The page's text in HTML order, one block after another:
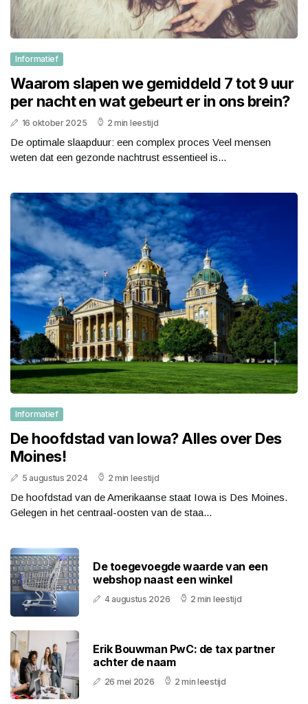
Informatief
Waarom slapen we gemiddeld 7 tot 9 uur
per nacht en wat gebeurt er in ons brein?
16 oktober 2025 2 min leestijd
De optimale slaapduur: een complex proces Veel mensen
weten dat een gezonde nachtrust essentieel is...
Informatief
De hoofdstad van Iowa? Alles over Des
Moines!
5 augustus 2024 2 min leestijd
De hoofdstad van de Amerikaanse staat Iowa is Des Moines.
Gelegen in het centraal-oosten van de staa...
De toegevoegde waarde van een
webshop naast een winkel
4 augustus 2026 2 min leestijd
Erik Bouwman PwC: de tax partner
achter de naam
26 mei 2026 2 min leestijd